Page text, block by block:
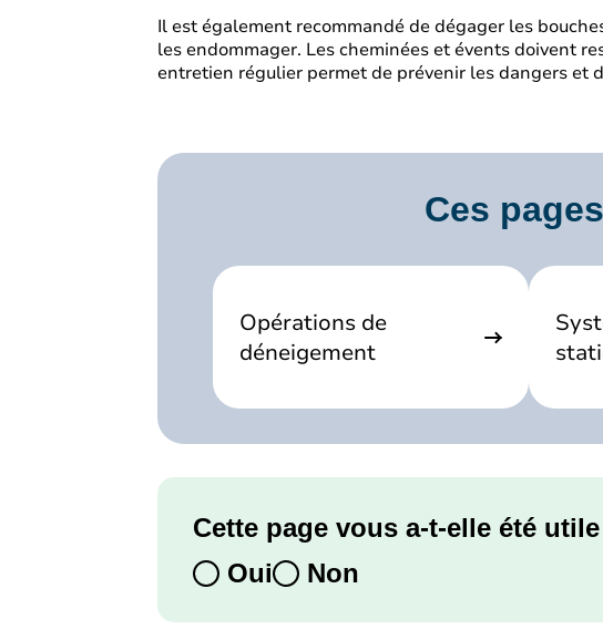
Il est également recommandé de dégager les
les endommager. Les cheminées et évents doivent
entretien régulier permet de prévenir les dangers et
Ces
Opérations de
déneigement
Cette page vous a-t-elle été
Oui
Non